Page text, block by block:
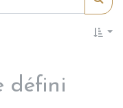
défini